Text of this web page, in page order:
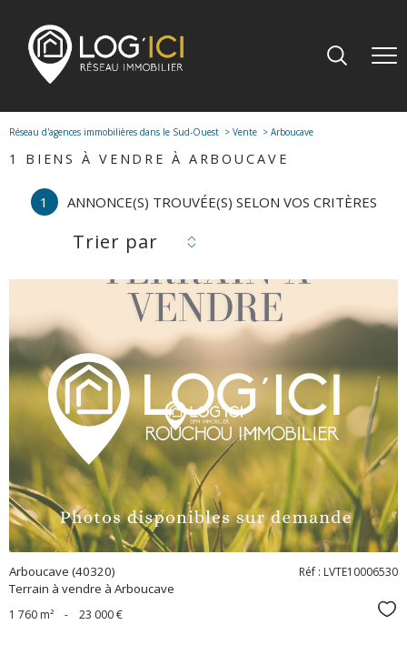
Réseau d'agences immobilières dans le Sud-Ouest Vente Arboucave
1 BIENS À VENDRE À ARBOUCAVE
1 ANNONCE(S) TROUVÉE(S) SELON VOS CRITÈRES
Trier par
voir le
bien
Arboucave (40320)
Terrain à vendre à Arboucave
Réf : LVTE10006530
1 760 m² - 23 000 €